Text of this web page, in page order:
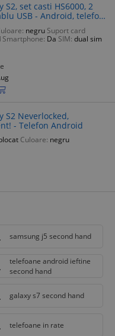
S2, set casti HS6000, 2
USB - Android, telefon
negru Suport card
Smartphone: Da SIM: dual sim
S2 Neverlocked,
- Telefon Android
Culoare: negru
samsung j5 second hand
telefoane android ieftine
second hand
galaxy s7 second hand
telefoane in rate